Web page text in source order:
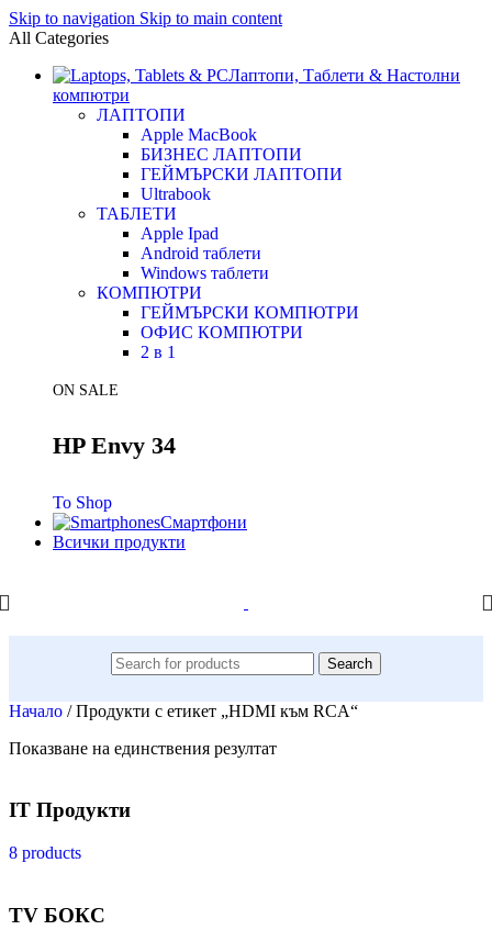
Skip to navigation Skip to main content
All Categories
Лаптопи, Таблети & Настолни
компютри
ЛАПТОПИ
Apple MacBook
БИЗНЕС ЛАПТОПИ
ГЕЙМЪРСКИ ЛАПТОПИ
Ultrabook
ТАБЛЕТИ
Apple Ipad
Android таблети
Windows таблети
КОМПЮТРИ
ГЕЙМЪРСКИ КОМПЮТРИ
ОФИС КОМПЮТРИ
2 в 1
ON SALE
HP Envy 34
To Shop
Смартфони
Всички продукти
Search
Начало / Продукти с етикет „HDMI към RCA“
Показване на единствения резултат
IT Продукти
8 products
TV БОКС